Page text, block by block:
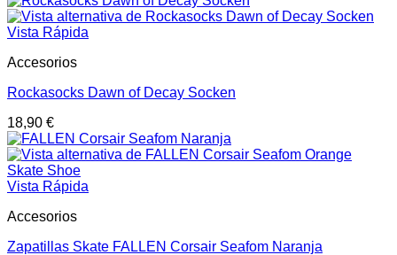
Vista Rápida
Accesorios
Rockasocks Dawn of Decay Socken
18,90 €
Vista Rápida
Accesorios
Zapatillas Skate FALLEN Corsair Seafom Naranja